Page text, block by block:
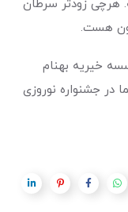
هرچی زودتر سرطان
هست.
جشنواره نوروزی ۱۳۹۸ موسسه خیریه بهنام
شما در جشنواره نوروزی